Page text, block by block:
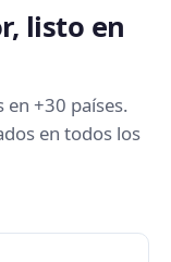
listo en
+30 países.
en todos los